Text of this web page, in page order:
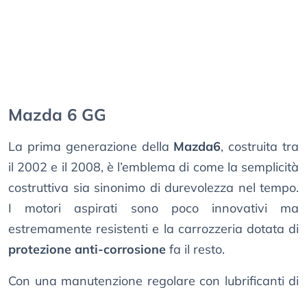
Mazda 6 GG
La prima generazione della Mazda6, costruita tra
il 2002 e il 2008, è l’emblema di come la semplicità
costruttiva sia sinonimo di durevolezza nel tempo.
I motori aspirati sono poco innovativi ma
estremamente resistenti e la carrozzeria dotata di
protezione anti-corrosione fa il resto.
Con una manutenzione regolare con lubrificanti di